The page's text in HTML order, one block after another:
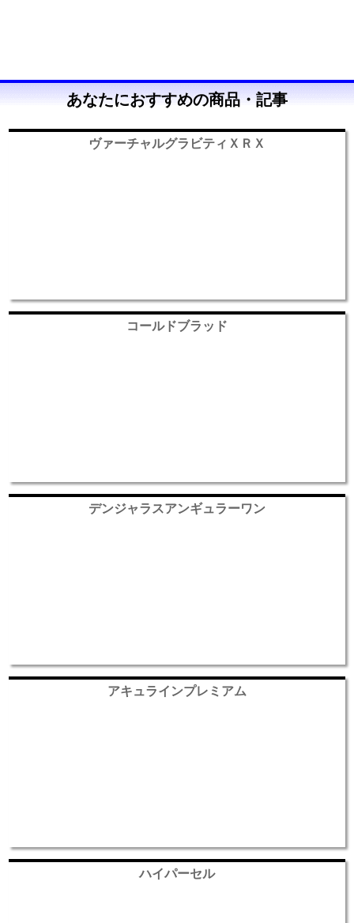
あなたにおすすめの商品・記事
ヴァーチャルグラビティＸＲＸ
コールドブラッド
デンジャラスアンギュラーワン
アキュラインプレミアム
ハイパーセル